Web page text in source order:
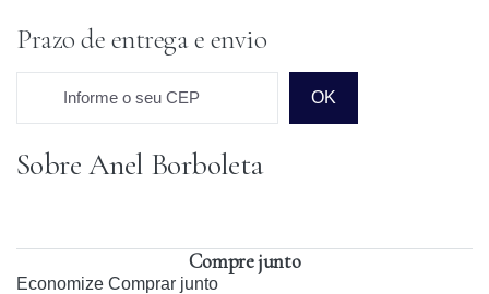
Prazo de entrega e envio
Informe o seu CEP OK
Prazo para o CEP
Sobre Anel Borboleta
Compre junto
Economize Comprar junto